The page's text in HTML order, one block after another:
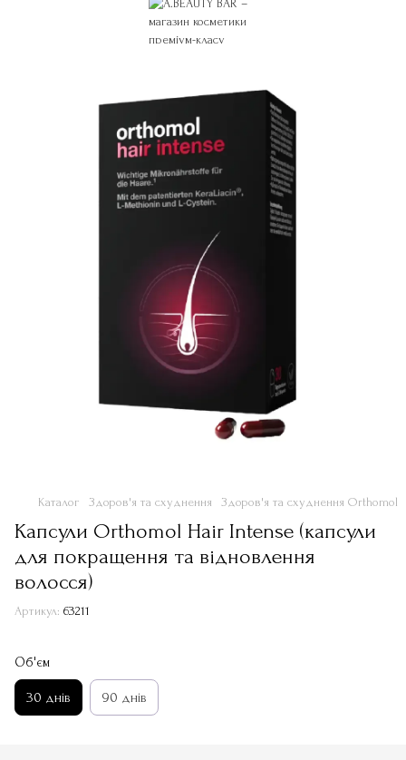
Каталог Здоров'я та схуднення Здоров'я та схуднення Orthomol
Капсули Orthomol Hair Intense (капсули
для покращення та відновлення
волосся)
Артикул: 63211
Об'єм
30 днів 90 днів